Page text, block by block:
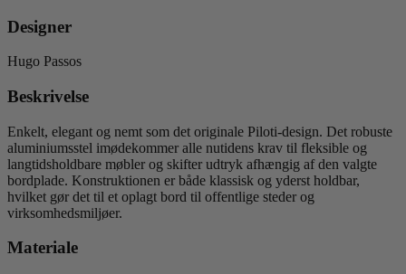
Designer
Hugo Passos
Beskrivelse
Enkelt, elegant og nemt som det originale Piloti-design. Det robuste
aluminiumsstel imødekommer alle nutidens krav til fleksible og
langtidsholdbare møbler og skifter udtryk afhængig af den valgte
bordplade. Konstruktionen er både klassisk og yderst holdbar,
hvilket gør det til et oplagt bord til offentlige steder og
virksomhedsmiljøer.
Materiale